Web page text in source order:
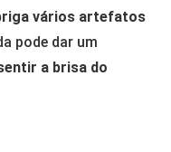
vários artefatos
pode dar um
a brisa do